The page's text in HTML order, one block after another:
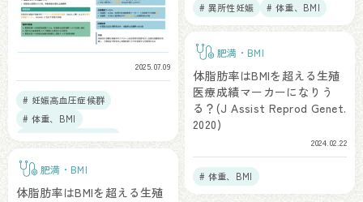
2025.07.09
# 妊娠高血圧症候群
# 体重、BMI
# プレコンセプション
# 異所性妊娠 # 体重、BMI
肥満・BMI
体脂肪率はBMIを超える生殖
肥満・BMI
体脂肪率はBMIを超える生殖
医療成績マーカーになりう
る？(J Assist Reprod Genet.
2020)
2024.02.22
# 体重、BMI